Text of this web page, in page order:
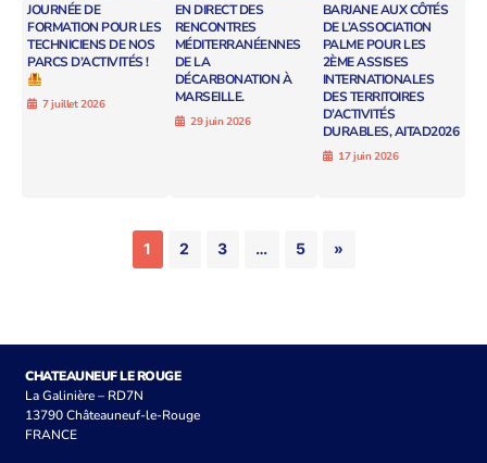
JOURNÉE DE
FORMATION POUR LES
TECHNICIENS DE NOS
PARCS D’ACTIVITÉS !
7 juillet 2026
EN DIRECT DES
RENCONTRES
MÉDITERRANÉENNES
DE LA
DÉCARBONATION À
MARSEILLE.
29 juin 2026
BARJANE AUX CÔTÉS
DE L’ASSOCIATION
PALME POUR LES
2ÈME ASSISES
INTERNATIONALES
DES TERRITOIRES
D’ACTIVITÉS
DURABLES, AITAD2026
17 juin 2026
1 2 3 … 5 »
CHATEAUNEUF LE ROUGE
La Galinière – RD7N
13790 Châteauneuf-le-Rouge
FRANCE